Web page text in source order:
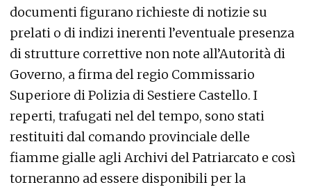
documenti figurano richieste di notizie su
prelati o di indizi inerenti l’eventuale presenza
di strutture correttive non note all’Autorità di
Governo, a firma del regio Commissario
Superiore di Polizia di Sestiere Castello. I
reperti, trafugati nel del tempo, sono stati
restituiti dal comando provinciale delle
fiamme gialle agli Archivi del Patriarcato e così
torneranno ad essere disponibili per la